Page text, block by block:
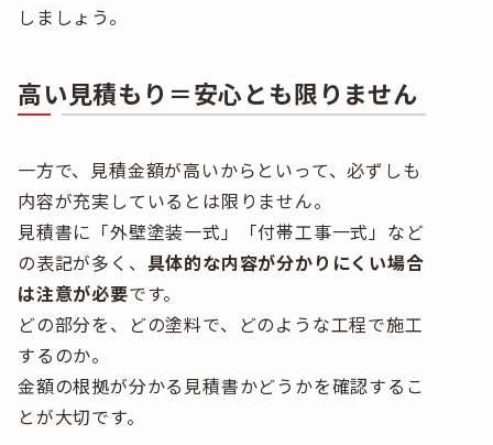
しましょう。
高い見積もり＝安心とも限りません
一方で、見積金額が高いからといって、必ずしも
内容が充実しているとは限りません。
見積書に「外壁塗装一式」「付帯工事一式」など
の表記が多く、 具体的な内容が分かりにくい場合
は注意が必要です。
どの部分を、どの塗料で、どのような工程で施工
するのか。
金額の根拠が分かる見積書かどうかを確認するこ
とが大切です。